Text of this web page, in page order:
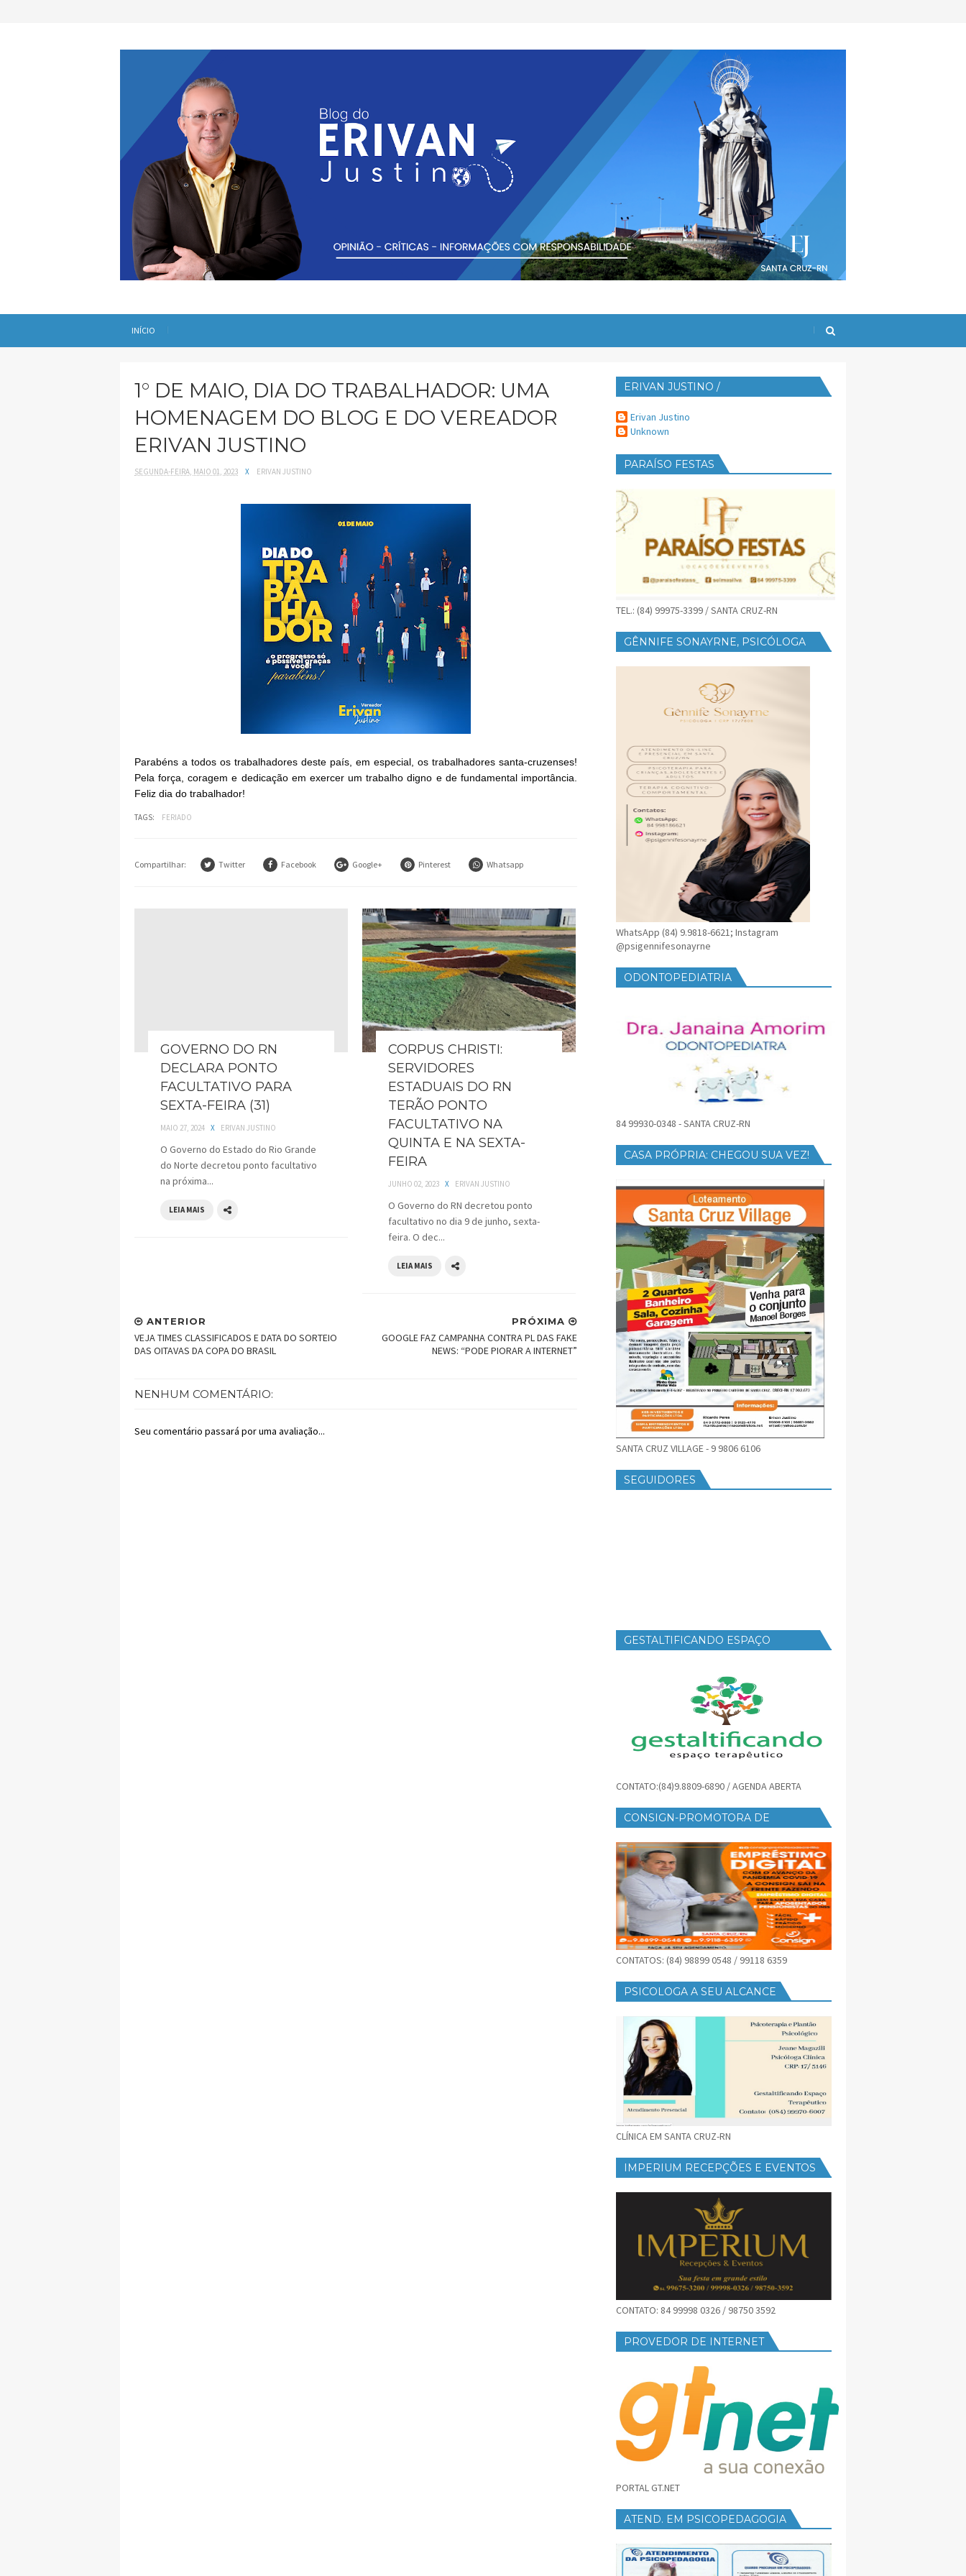
INÍCIO
1° DE MAIO, DIA DO TRABALHADOR: UMA
HOMENAGEM DO BLOG E DO VEREADOR
ERIVAN JUSTINO
SEGUNDA-FEIRA, MAIO 01, 2023 X ERIVAN JUSTINO
Parabéns a todos os trabalhadores deste país, em especial, os trabalhadores santa-cruzenses!
Pela força, coragem e dedicação em exercer um trabalho digno e de fundamental importância.
Feliz dia do trabalhador!
TAGS: FERIADO
Compartilhar: Twitter Facebook Google+ Pinterest Whatsapp
GOVERNO DO RN
DECLARA PONTO
FACULTATIVO PARA
SEXTA-FEIRA (31)
MAIO 27, 2024 X ERIVAN JUSTINO
O Governo do Estado do Rio Grande
do Norte decretou ponto facultativo
na próxima...
LEIA MAIS
CORPUS CHRISTI:
SERVIDORES
ESTADUAIS DO RN
TERÃO PONTO
FACULTATIVO NA
QUINTA E NA SEXTA-
FEIRA
JUNHO 02, 2023 X ERIVAN JUSTINO
O Governo do RN decretou ponto
facultativo no dia 9 de junho, sexta-
feira. O dec...
LEIA MAIS
PRÓXIMA
GOOGLE FAZ CAMPANHA CONTRA PL DAS FAKE
NEWS: “PODE PIORAR A INTERNET”
ANTERIOR
VEJA TIMES CLASSIFICADOS E DATA DO SORTEIO
DAS OITAVAS DA COPA DO BRASIL
NENHUM COMENTÁRIO:
Seu comentário passará por uma avaliação...
ERIVAN JUSTINO /
Erivan Justino
Unknown
PARAÍSO FESTAS
TEL.: (84) 99975-3399 / SANTA CRUZ-RN
GÊNNIFE SONAYRNE, PSICÓLOGA
WhatsApp (84) 9.9818-6621; Instagram
@psigennifesonayrne
ODONTOPEDIATRIA
84 99930-0348 - SANTA CRUZ-RN
CASA PRÓPRIA: CHEGOU SUA VEZ!
SANTA CRUZ VILLAGE - 9 9806 6106
SEGUIDORES
GESTALTIFICANDO ESPAÇO
CONTATO:(84)9.8809-6890 / AGENDA ABERTA
CONSIGN-PROMOTORA DE
CONTATOS: (84) 98899 0548 / 99118 6359
PSICOLOGA A SEU ALCANCE
CLÍNICA EM SANTA CRUZ-RN
IMPERIUM RECEPÇÕES E EVENTOS
CONTATO: 84 99998 0326 / 98750 3592
PROVEDOR DE INTERNET
PORTAL GT.NET
ATEND. EM PSICOPEDAGOGIA